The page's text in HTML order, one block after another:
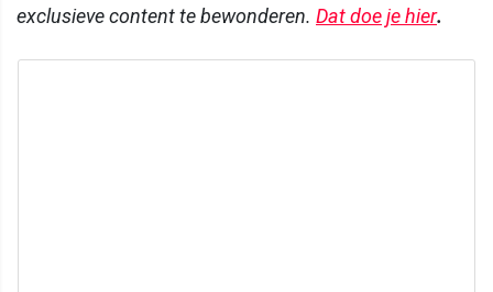
exclusieve content te bewonderen. Dat doe je hier.